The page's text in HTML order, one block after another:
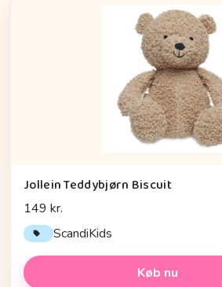
Jollein Teddybjørn Biscuit
149 kr.
ScandiKids
Køb nu